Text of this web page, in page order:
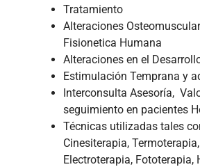
Tratamiento
Alteraciones
Fisionetica Humana
Alteraciones en el
Estimulación Temprana y
Interconsulta Asesoría,
seguimiento en pacientes
Técnicas utilizadas tales
Cinesiterapia,
Electroterapia, Fototerapia,